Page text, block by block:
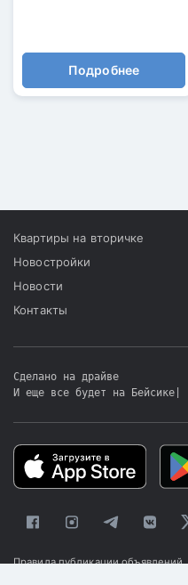
Подробнее
Квартиры на вторичке
Новостройки
Новости
Контакты
Сделано на драйве
И еще все будет на Бейсике
Правила публикации объявлений